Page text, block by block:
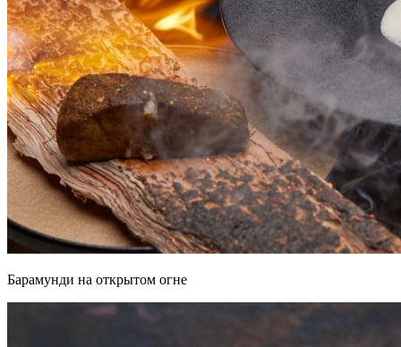
Барамунди на открытом огне